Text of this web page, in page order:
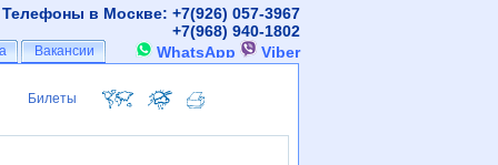
Билеты
Билеты
Телефоны в Москве: +7(926) 057-3967
+7(968) 940-1802
WhatsApp
Viber
Вакансии
Вакансии